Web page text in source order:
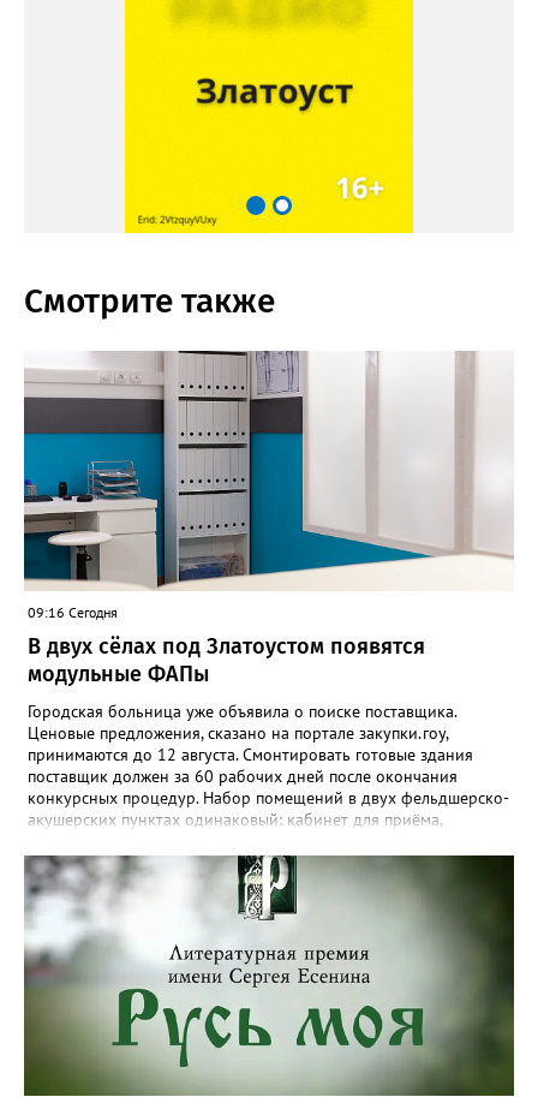
Смотрите также
09:16 Сегодня
В двух сёлах под Златоустом появятся
модульные ФАПы
Городская больница уже объявила о поиске поставщика.
Ценовые предложения, сказано на портале закупки.гоу,
принимаются до 12 августа. Смонтировать готовые здания
поставщик должен за 60 рабочих дней после окончания
конкурсных процедур. Набор помещений в двух фельдшерско-
акушерских пунктах одинаковый: кабинет для приёма,
также комната для хранения лекарственных препаратов и
другие вспомогательные. В Веселовке новый ФАП
расположится на участке №58 по улице Ленина, в Кувашах –
на Советской, 79.